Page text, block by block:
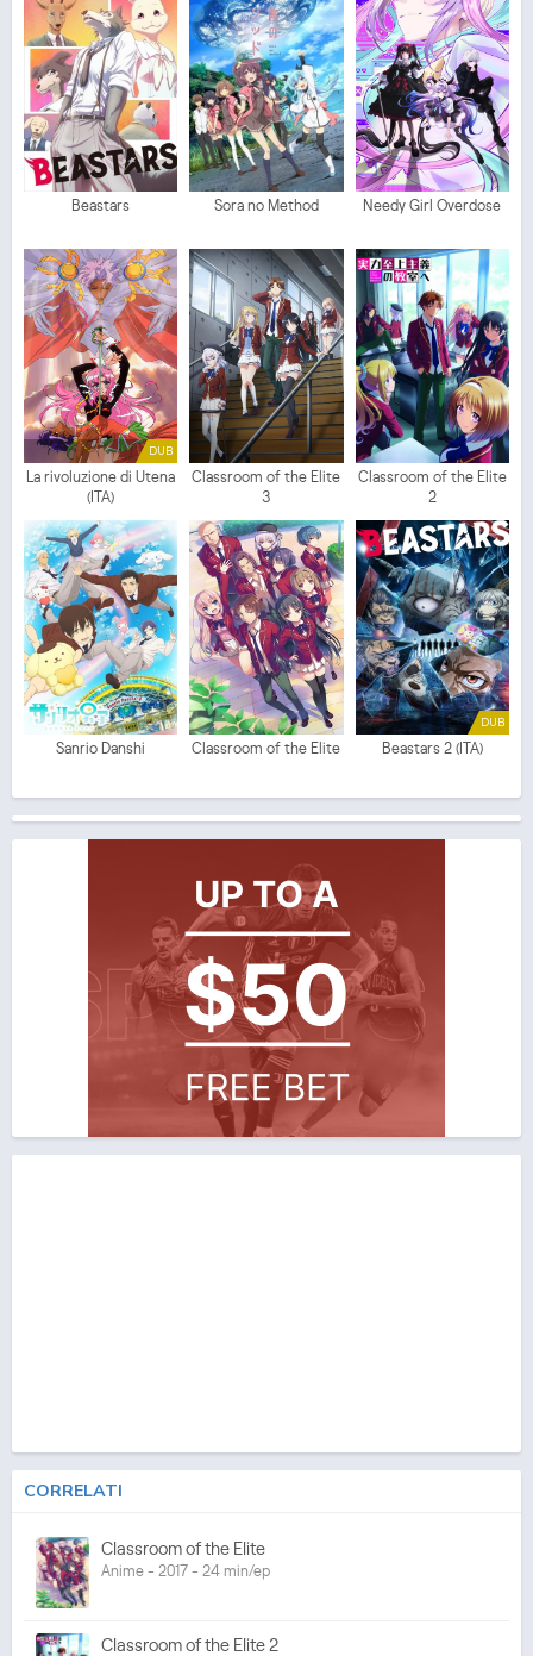
Beastars Sora no Method Needy Girl Overdose
DUB
La rivoluzione di Utena
(ITA)
Classroom of the Elite
3
Classroom of the Elite
2
Sanrio Danshi Classroom of the Elite
DUB
Beastars 2 (ITA)
CORRELATI
Classroom of the Elite
Anime - 2017 - 24 min/ep
Classroom of the Elite 2